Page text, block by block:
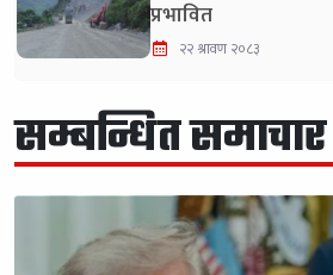
प्रभावित
२२ श्रावण २०८३
सम्बन्धित समाचार